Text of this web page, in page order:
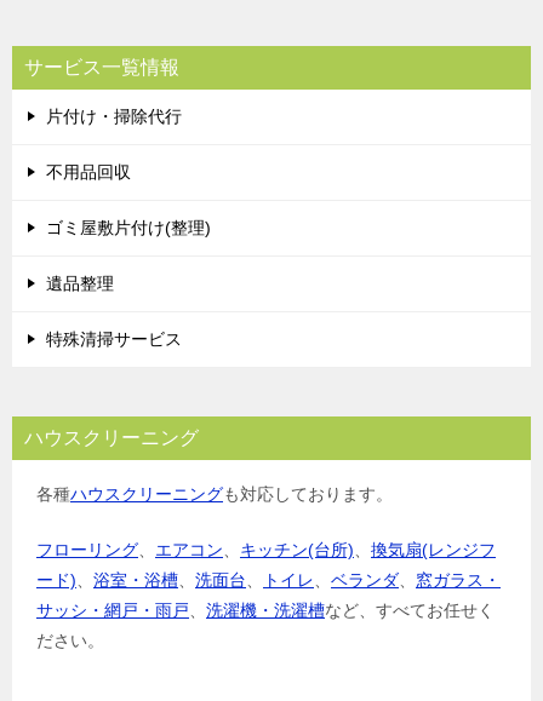
サービス一覧情報
片付け・掃除代行
不用品回収
ゴミ屋敷片付け(整理)
遺品整理
特殊清掃サービス
ハウスクリーニング
各種ハウスクリーニングも対応しております。
フローリング エアコン キッチン(台所)
換気扇(レンジフ
ード)
浴室・浴槽 洗面台 トイレ ベランダ
窓ガラス・
サッシ・網戸・雨戸
洗濯機・洗濯槽など、すべてお任せく
ださい。